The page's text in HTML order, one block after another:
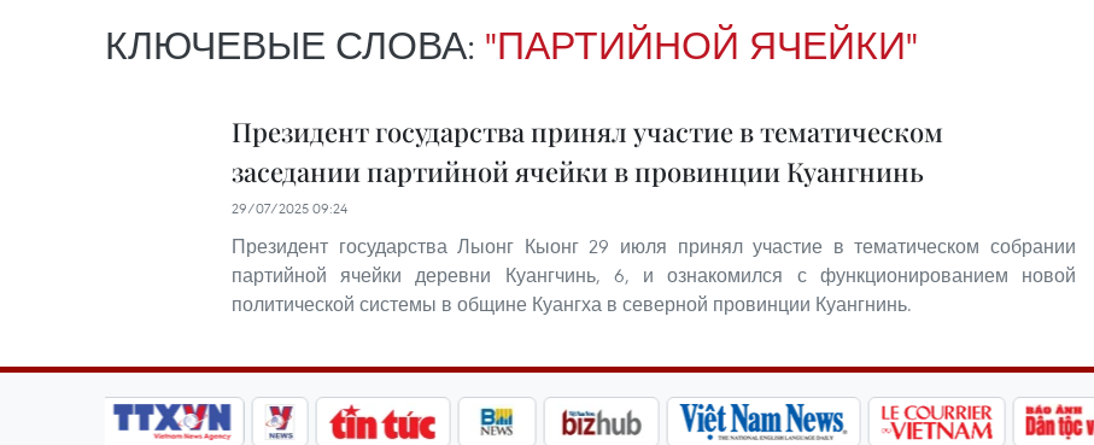
КЛЮЧЕВЫЕ СЛОВА: "ПАРТИЙНОЙ ЯЧЕЙКИ"
Президент государства принял участие в тематическом
заседании партийной ячейки в провинции Куангнинь
29/07/2025 09:24
Президент государства Лыонг Кыонг 29 июля принял участие в тематическом собрании
партийной ячейки деревни Куангчинь, 6, и ознакомился с функционированием новой
политической системы в общине Куангха в северной провинции Куангнинь.